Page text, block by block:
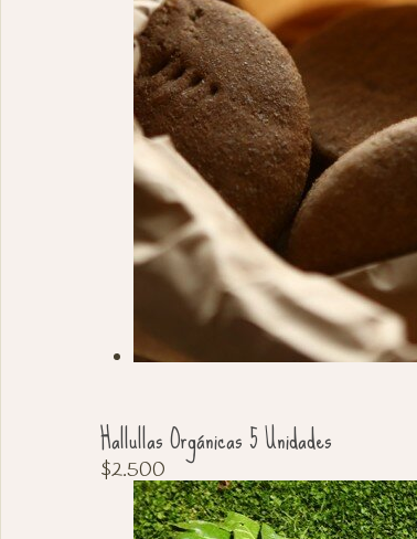
Hallullas Orgánicas 5 Unidades
$2.500